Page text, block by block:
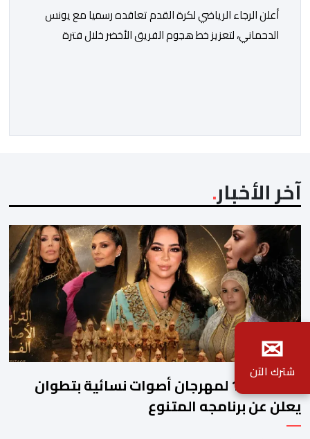
أعلن الرجاء الرياضي لكرة القدم تعاقده رسميا مع يونس
الدحماني، لتعزيز خط هجوم الفريق الأخضر خلال فترة
أداء لافت قدمه اللاعب برفقة اتحاد […]
آخر الأخبار
الدورة الـ14 لمهرجان أصوات نسائية بتطوان
يعلن عن برنامجه المتنوع
✉
شترك الآن